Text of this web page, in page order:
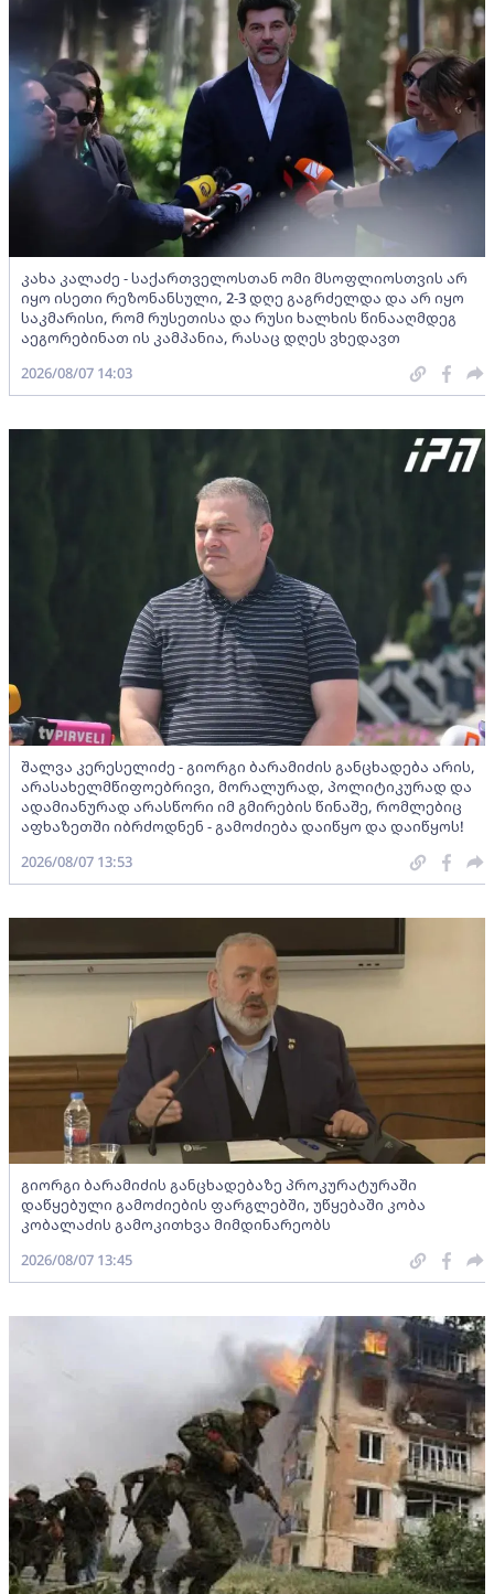
კახა კალაძე - საქართველოსთან ომი მსოფლიოსთვის არ
იყო ისეთი რეზონანსული, 2-3 დღე გაგრძელდა და არ იყო
საკმარისი, რომ რუსეთისა და რუსი ხალხის წინააღმდეგ
აეგორებინათ ის კამპანია, რასაც დღეს ვხედავთ
2026/08/07 14:03
შალვა კერესელიძე - გიორგი ბარამიძის განცხადება არის,
არასახელმწიფოებრივი, მორალურად, პოლიტიკურად და
ადამიანურად არასწორი იმ გმირების წინაშე, რომლებიც
აფხაზეთში იბრძოდნენ - გამოძიება დაიწყო და დაიწყოს!
2026/08/07 13:53
გიორგი ბარამიძის განცხადებაზე პროკურატურაში
დაწყებული გამოძიების ფარგლებში, უწყებაში კობა
კობალაძის გამოკითხვა მიმდინარეობს
2026/08/07 13:45